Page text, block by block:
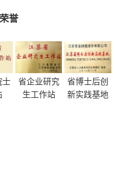
誉
士
省企业研究
生工作站
省博士后创
新实践基地